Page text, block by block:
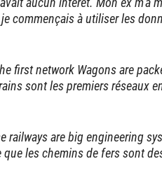
commençais à utiliser les
first network Wagons are
sont les premiers réseaux
railways are big engineering
que les chemins de fers sont